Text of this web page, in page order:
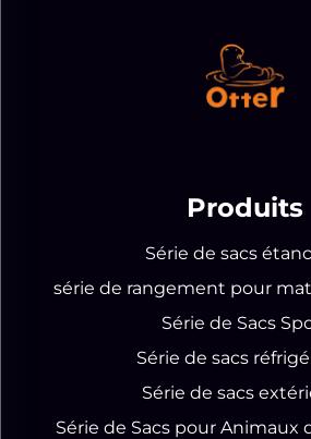
Produits
Série de sacs
série de rangement pour
Série de Sacs
Série de sacs
Série de sacs
Série de Sacs pour Animaux